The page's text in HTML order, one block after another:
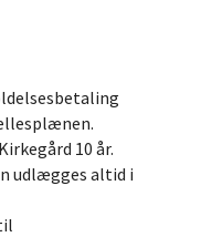
10 år.
udlægges altid i